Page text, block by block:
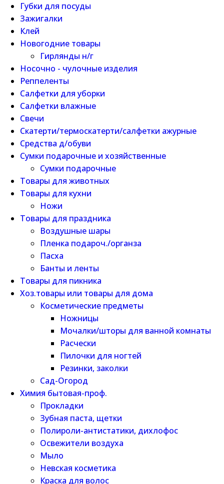
Губки для посуды
Зажигалки
Клей
Новогодние товары
Гирлянды н/г
Носочно - чулочные изделия
Реппеленты
Салфетки для уборки
Салфетки влажные
Свечи
Скатерти/термоскатерти/салфетки ажурные
Средства д/обуви
Сумки подарочные и хозяйственные
Сумки подарочные
Товары для животных
Товары для кухни
Ножи
Товары для праздника
Воздушные шары
Пленка подароч./органза
Пасха
Банты и ленты
Товары для пикника
Хоз.товары или товары для дома
Косметические предметы
Ножницы
Мочалки/шторы для ванной комнаты
Расчески
Пилочки для ногтей
Резинки, заколки
Сад-Огород
Химия бытовая-проф.
Прокладки
Зубная паста, щетки
Полироли-антистатики, дихлофос
Освежители воздуха
Мыло
Невская косметика
Краска для волос